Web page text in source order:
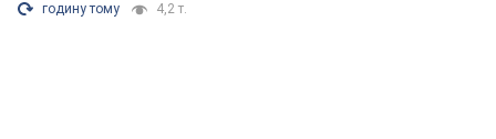
годину тому 4,2 т.